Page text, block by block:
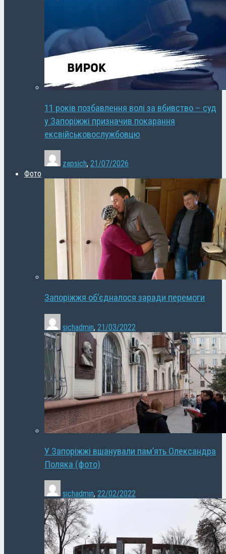
11 років позбавлення волі за вбивство – суд
у Запоріжжі призначив покарання
ексвійськовослужбовцю
zapsich, 21/07/2026
Фото
Запоріжжя об’єдналося заради перемоги
sichadmin, 21/03/2022
У Запоріжжі вшанували пам’ять Олександра
Поляка (фото)
sichadmin, 22/02/2022